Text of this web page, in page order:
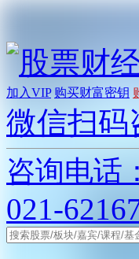
加入VIP 购买财富密钥
微信扫码
咨询电话：
021-